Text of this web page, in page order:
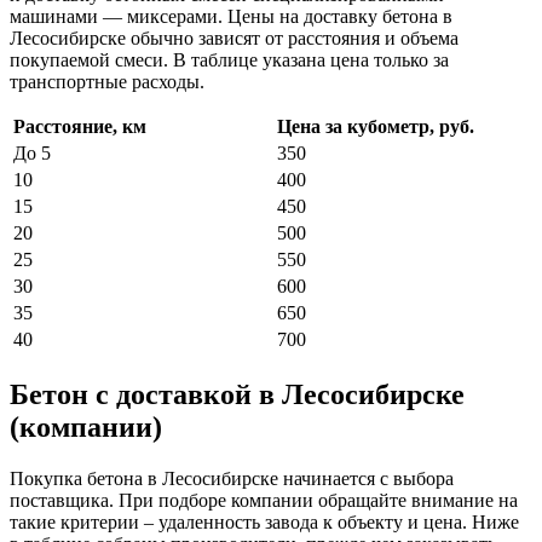
машинами — миксерами. Цены на доставку бетона в
Лесосибирске обычно зависят от расстояния и объема
покупаемой смеси. В таблице указана цена только за
транспортные расходы.
Расстояние, км
Цена за кубометр, руб.
До 5
350
10
400
15
450
20
500
25
550
30
600
35
650
40
700
Бетон с доставкой в Лесосибирске
(компании)
Покупка бетона в Лесосибирске начинается с выбора
поставщика. При подборе компании обращайте внимание на
такие критерии – удаленность завода к объекту и цена. Ниже